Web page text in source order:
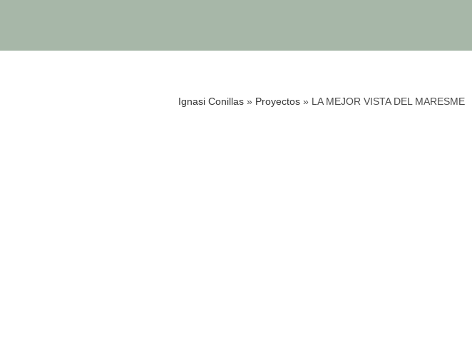
Ignasi Conillas » Proyectos » LA MEJOR VISTA DEL MARESME